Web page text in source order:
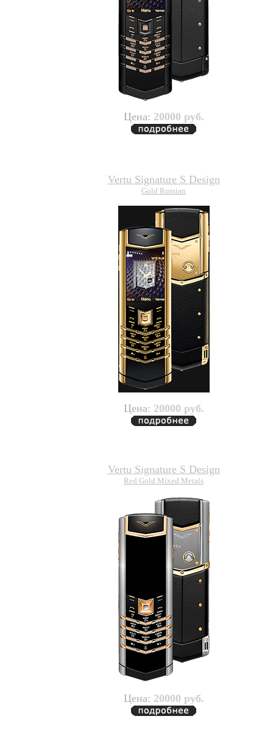
Цена: 20000 руб.
Vertu Signature S Design
Gold Russian
Цена: 20000 руб.
Vertu Signature S Design
Red Gold Mixed Metals
Цена: 20000 руб.